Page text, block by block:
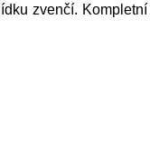
zvenčí.